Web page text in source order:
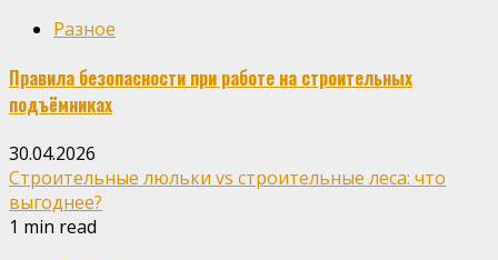
Разное
Правила безопасности при работе на строительных
подъёмниках
30.04.2026
Строительные люльки vs строительные леса: что
выгоднее?
1 min read